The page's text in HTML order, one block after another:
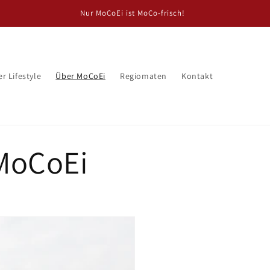
Neu! Ab dem 01.09.24 "MoCoEi Regiomarkt" in der Großen Straße
Lifestyle Über MoCoEi Regiomaten Kontakt